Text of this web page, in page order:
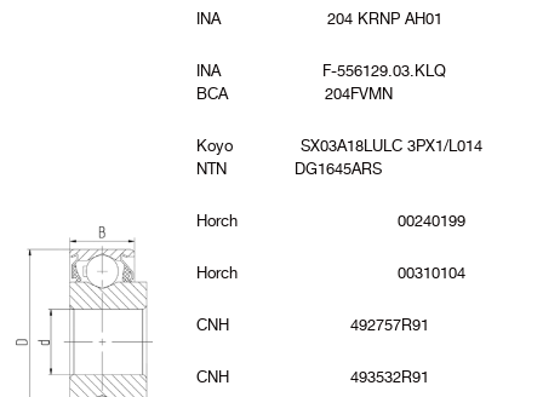
INA 204 KRNP AH01
INA F-556129.03.KLQ
BCA 204FVMN
Koyo SX03A18LULC 3PX1/L014
NTN DG1645ARS
Horch 00240199
Horch 00310104
CNH 492757R91
CNH 493532R91